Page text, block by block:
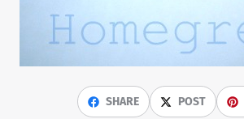
SHARE POST